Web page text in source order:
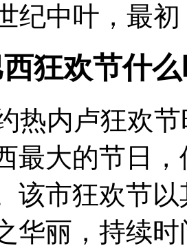
纪中叶，最
狂欢节什
热内卢狂欢
最大的节日
该市狂欢节
华丽，持续